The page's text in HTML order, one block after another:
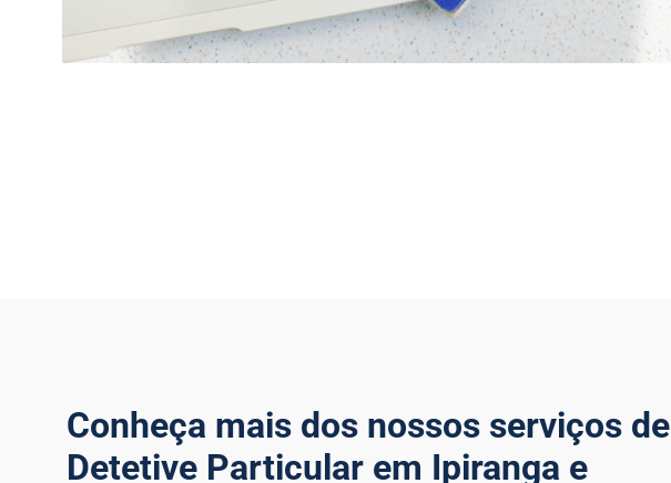
Conheça mais dos nossos serviços de
Detetive Particular em Ipiranga e